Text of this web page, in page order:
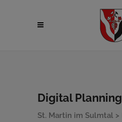
Digital Planning
St. Martin im Sulmtal >